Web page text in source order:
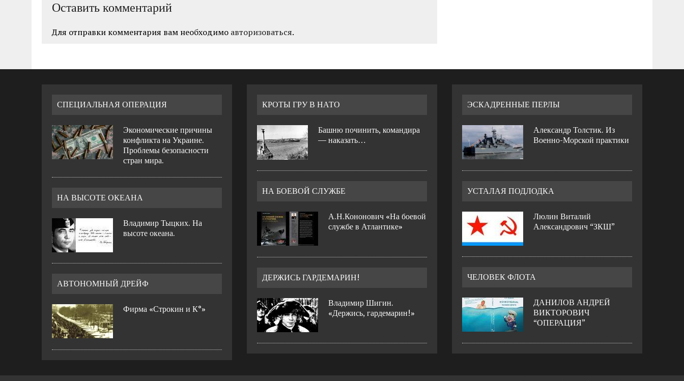
Оставить комментарий
Для отправки комментария вам необходимо авторизоваться.
СПЕЦИАЛЬНАЯ ОПЕРАЦИЯ
Экономические причины
конфликта на Украине.
Проблемы безопасности
стран мира.
НА ВЫСОТЕ ОКЕАНА
Владимир Тыцких. На
высоте океана.
АВТОНОМНЫЙ ДРЕЙФ
Фирма «Строкин и К°»
КРОТЫ ГРУ В НАТО
Башню починить, командира
— наказать…
НА БОЕВОЙ СЛУЖБЕ
А.Н.Кононович «На боевой
службе в Атлантике»
ДЕРЖИСЬ ГАРДЕМАРИН!
Владимир Шигин.
«Держись, гардемарин!»
ЭСКАДРЕННЫЕ ПЕРЛЫ
Александр Толстик. Из
Военно-Морской практики
УСТАЛАЯ ПОДЛОДКА
Люлин Виталий
Александрович “ЗКШ”
ЧЕЛОВЕК ФЛОТА
ДАНИЛОВ АНДРЕЙ
ВИКТОРОВИЧ
“ОПЕРАЦИЯ”